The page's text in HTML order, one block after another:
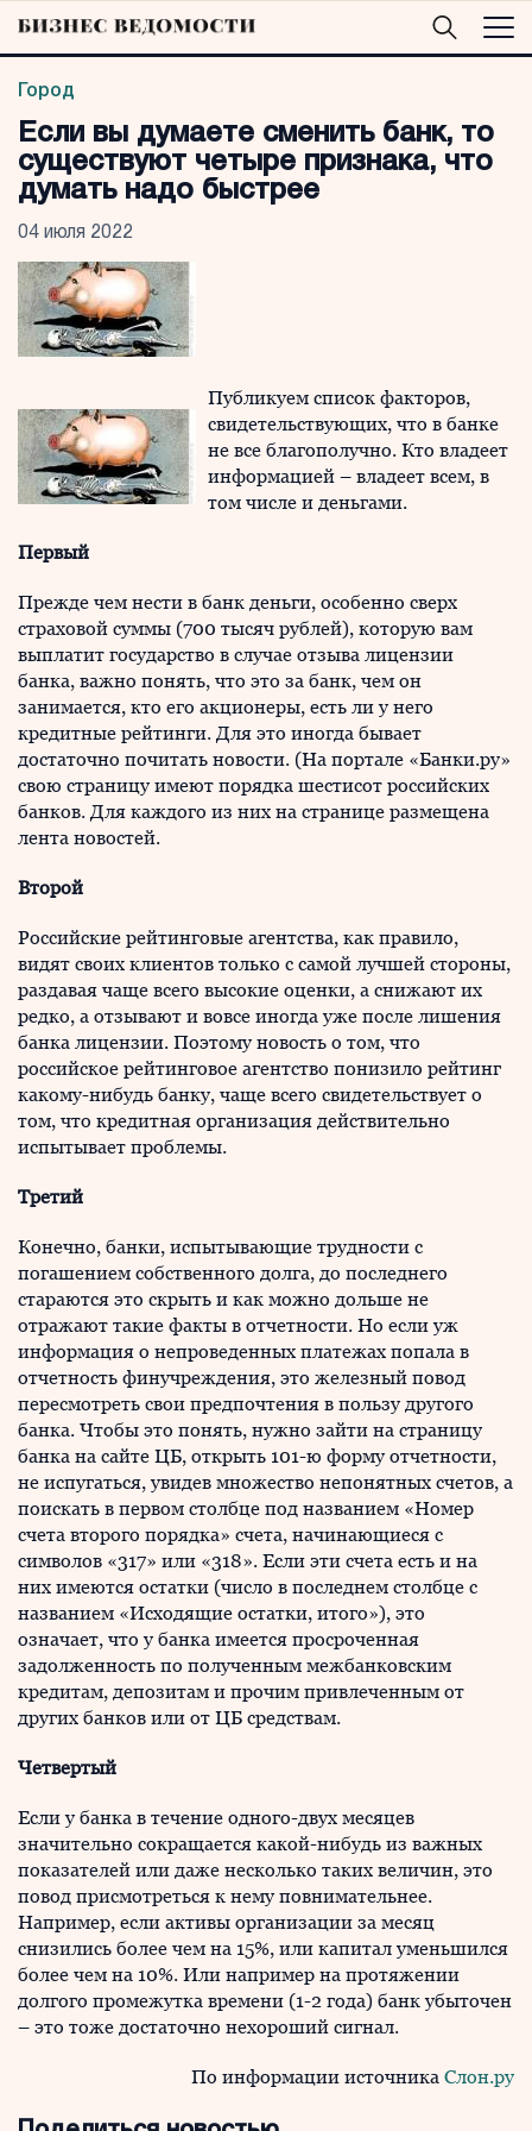
Город
Если вы думаете сменить банк, то
существуют четыре признака, что
думать надо быстрее
04 июля 2022
Публикуем список факторов,
свидетельствующих, что в банке
не все благополучно. Кто владеет
информацией – владеет всем, в
том числе и деньгами.
Первый
Прежде чем нести в банк деньги, особенно сверх
страховой суммы (700 тысяч рублей), которую вам
выплатит государство в случае отзыва лицензии
банка, важно понять, что это за банк, чем он
занимается, кто его акционеры, есть ли у него
кредитные рейтинги. Для это иногда бывает
достаточно почитать новости. (На портале «Банки.ру»
свою страницу имеют порядка шестисот российских
банков. Для каждого из них на странице размещена
лента новостей.
Второй
Российские рейтинговые агентства, как правило,
видят своих клиентов только с самой лучшей стороны,
раздавая чаще всего высокие оценки, а снижают их
редко, а отзывают и вовсе иногда уже после лишения
банка лицензии. Поэтому новость о том, что
российское рейтинговое агентство понизило рейтинг
какому-нибудь банку, чаще всего свидетельствует о
том, что кредитная организация действительно
испытывает проблемы.
Третий
Конечно, банки, испытывающие трудности с
погашением собственного долга, до последнего
стараются это скрыть и как можно дольше не
отражают такие факты в отчетности. Но если уж
информация о непроведенных платежах попала в
отчетность финучреждения, это железный повод
пересмотреть свои предпочтения в пользу другого
банка. Чтобы это понять, нужно зайти на страницу
банка на сайте ЦБ, открыть 101-ю форму отчетности,
не испугаться, увидев множество непонятных счетов, а
поискать в первом столбце под названием «Номер
счета второго порядка» счета, начинающиеся с
символов «317» или «318». Если эти счета есть и на
них имеются остатки (число в последнем столбце с
названием «Исходящие остатки, итого»), это
означает, что у банка имеется просроченная
задолженность по полученным межбанковским
кредитам, депозитам и прочим привлеченным от
других банков или от ЦБ средствам.
Четвертый
Если у банка в течение одного-двух месяцев
значительно сокращается какой-нибудь из важных
показателей или даже несколько таких величин, это
повод присмотреться к нему повнимательнее.
Например, если активы организации за месяц
снизились более чем на 15%, или капитал уменьшился
более чем на 10%. Или например на протяжении
долгого промежутка времени (1-2 года) банк убыточен
– это тоже достаточно нехороший сигнал.
По информации источника Слон.ру